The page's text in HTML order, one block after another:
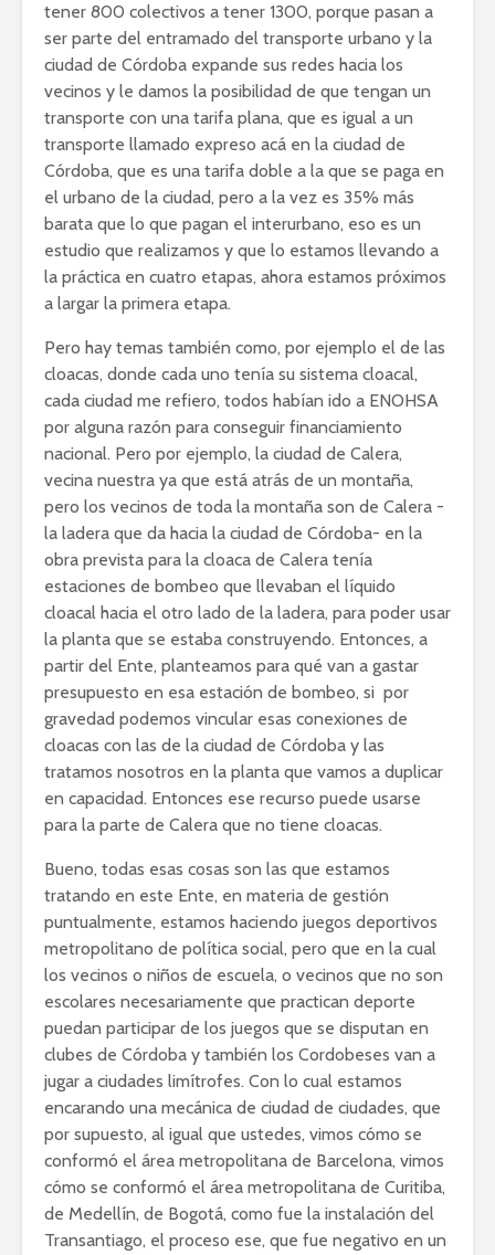
tener 800 colectivos a tener 1300, porque pasan a
ser parte del entramado del transporte urbano y la
ciudad de Córdoba expande sus redes hacia los
vecinos y le damos la posibilidad de que tengan un
transporte con una tarifa plana, que es igual a un
transporte llamado expreso acá en la ciudad de
Córdoba, que es una tarifa doble a la que se paga en
el urbano de la ciudad, pero a la vez es 35% más
barata que lo que pagan el interurbano, eso es un
estudio que realizamos y que lo estamos llevando a
la práctica en cuatro etapas, ahora estamos próximos
a largar la primera etapa.
Pero hay temas también como, por ejemplo el de las
cloacas, donde cada uno tenía su sistema cloacal,
cada ciudad me refiero, todos habían ido a ENOHSA
por alguna razón para conseguir financiamiento
nacional. Pero por ejemplo, la ciudad de Calera,
vecina nuestra ya que está atrás de un montaña,
pero los vecinos de toda la montaña son de Calera -
la ladera que da hacia la ciudad de Córdoba- en la
obra prevista para la cloaca de Calera tenía
estaciones de bombeo que llevaban el líquido
cloacal hacia el otro lado de la ladera, para poder usar
la planta que se estaba construyendo. Entonces, a
partir del Ente, planteamos para qué van a gastar
presupuesto en esa estación de bombeo, si por
gravedad podemos vincular esas conexiones de
cloacas con las de la ciudad de Córdoba y las
tratamos nosotros en la planta que vamos a duplicar
en capacidad. Entonces ese recurso puede usarse
para la parte de Calera que no tiene cloacas.
Bueno, todas esas cosas son las que estamos
tratando en este Ente, en materia de gestión
puntualmente, estamos haciendo juegos deportivos
metropolitano de política social, pero que en la cual
los vecinos o niños de escuela, o vecinos que no son
escolares necesariamente que practican deporte
puedan participar de los juegos que se disputan en
clubes de Córdoba y también los Cordobeses van a
jugar a ciudades limítrofes. Con lo cual estamos
encarando una mecánica de ciudad de ciudades, que
por supuesto, al igual que ustedes, vimos cómo se
conformó el área metropolitana de Barcelona, vimos
cómo se conformó el área metropolitana de Curitiba,
de Medellín, de Bogotá, como fue la instalación del
Transantiago, el proceso ese, que fue negativo en un